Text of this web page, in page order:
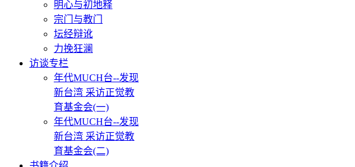
明心与初地释
宗门与教门
坛经辩讹
力挽狂澜
访谈专栏
年代MUCH台--发现
新台湾 采访正觉教
育基金会(一)
年代MUCH台--发现
新台湾 采访正觉教
育基金会(二)